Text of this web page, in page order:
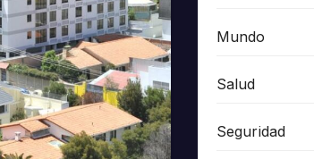
Mundo
Salud
Seguridad